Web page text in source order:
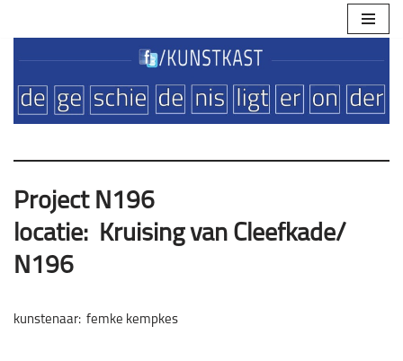
de
inhoud
Project N196
locatie: Kruising van Cleefkade/
N196
kunstenaar: femke kempkes